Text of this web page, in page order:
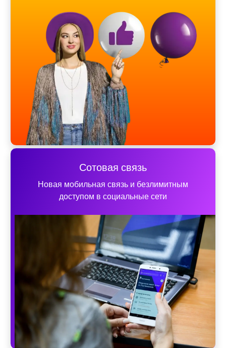
Сотовая связь
Новая мобильная связь и безлимитным
доступом в социальные сети